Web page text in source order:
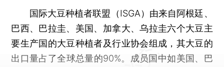
国际大豆种植者联盟（ISGA）由来自阿根廷、
巴西、巴拉圭、美国、加拿大、乌拉圭六个大豆主
要生产国的大豆种植者及行业协会组成，其大豆的
出口量占了全球总量的90%。成员国中如美国、巴